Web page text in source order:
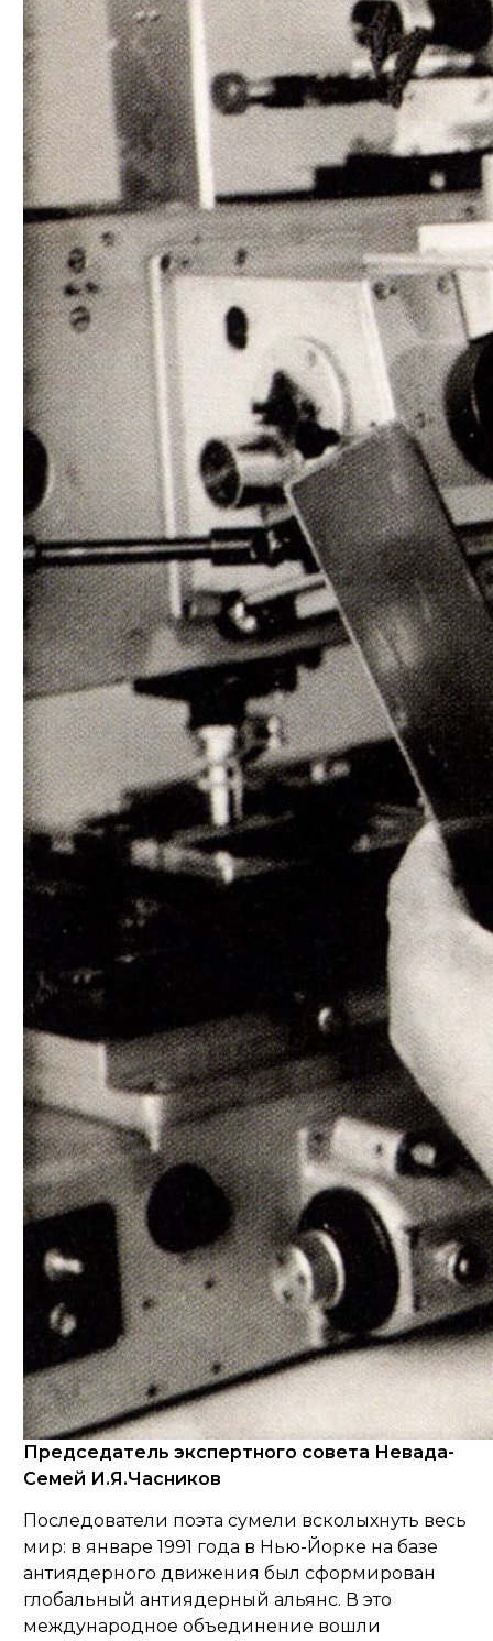
Председатель экспертного совета Невада-
Семей И.Я.Часников
Последователи поэта сумели всколыхнуть весь
мир: в январе 1991 года в Нью-Йорке на базе
антиядерного движения был сформирован
глобальный антиядерный альянс. В это
международное объединение вошли